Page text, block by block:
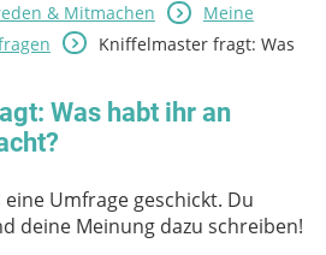
& Mitmachen
Meine
Kniffelmaster fragt: Was
Was habt ihr an
Umfrage geschickt. Du
deine Meinung dazu schreiben!